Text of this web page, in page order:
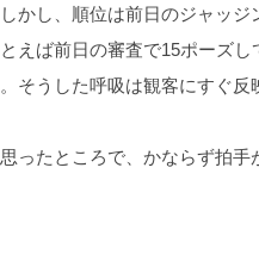
かし、順位は前日のジャッ
えば前日の審査で15ポーズ
そうした呼吸は観客にすぐ反
ったところで、かならず拍手